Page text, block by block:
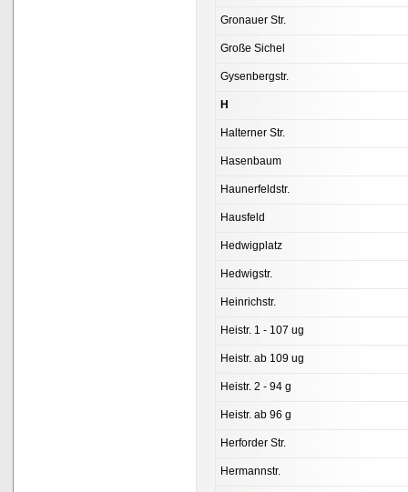
Gronauer Str.
Große Sichel
Gysenbergstr.
H
Halterner Str.
Hasenbaum
Haunerfeldstr.
Hausfeld
Hedwigplatz
Hedwigstr.
Heinrichstr.
Heistr. 1 - 107 ug
Heistr. ab 109 ug
Heistr. 2 - 94 g
Heistr. ab 96 g
Herforder Str.
Hermannstr.